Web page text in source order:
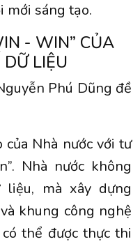
mới sáng tạo.
- WIN” CỦA
LIỆU
Phú Dũng đề
của Nhà nước với tư
Nhà nước không
mà xây dựng
khung công nghệ
thể được thực thi